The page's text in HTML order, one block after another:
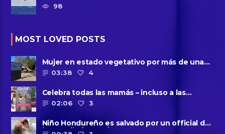
seguridad después del primer ......
98
MOST LOVED POSTS
Mujer en estado vegetativo por más de una
década da a luz en un ......
03:38 4
Celebra todas las mamás – incluso a las
solteras – con ......
02:06 3
Niño Hondureño es salvado por un official de
la patrulla fronteriza